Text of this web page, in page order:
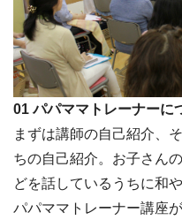
01 パパママトレーナーに
まずは講師の自己紹介、
ちの自己紹介。お子さん
どを話しているうちに和
パパママトレーナー講座